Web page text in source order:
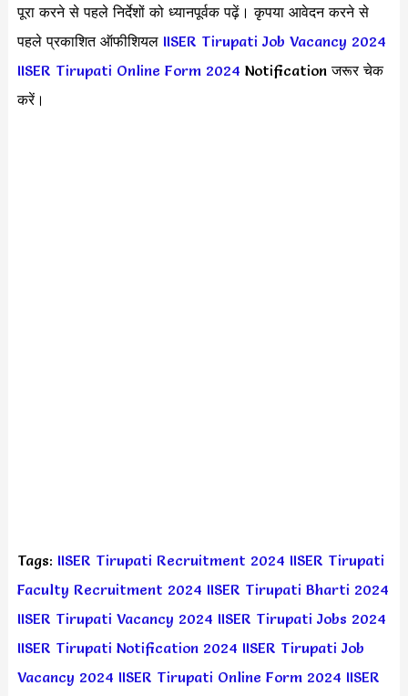
पूरा करने से पहले निर्देशों को ध्यानपूर्वक पढ़ें। कृपया आवेदन करने से
पहले प्रकाशित ऑफीशियल IISER Tirupati Job Vacancy 2024
IISER Tirupati Online Form 2024 Notification जरूर चेक
करें।
Tags: IISER Tirupati Recruitment 2024 IISER Tirupati
Faculty Recruitment 2024 IISER Tirupati Bharti 2024
IISER Tirupati Vacancy 2024 IISER Tirupati Jobs 2024
IISER Tirupati Notification 2024 IISER Tirupati Job
Vacancy 2024 IISER Tirupati Online Form 2024 IISER